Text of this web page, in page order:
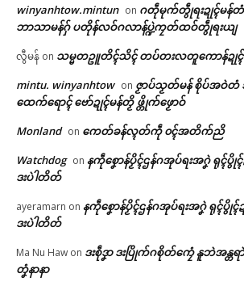
ရုဲစှ်
ပရိုၚ်လက္ကရဴအိုတ်
🏛 လညာတ်ပါ်ပဲါ
ညးဒါန်လိက်
ကေတ်အဆက်
ပ္ဍဲတ္ၚဲကောန်ဂကူမန် မရနုက်
ကဵု(၇၉)ဝါ ဂှ် မုမုဂွံဏာ ပရဲပရင်၊
မုဂွံဏာ တင်ခန်လ္ၚတ်ကီုရော
In "ပရိုၚ်"
တင်ရန်တၟအ် တ္
မန် လ္ပကဵုဗၠး
January 26,
In "ပရိုၚ်"
ဗၞတ်ဗ္ၜတ်လဝ်ပ္ဍဲဗွိုၚ်ဂှ်ဟေၚ် ပၟိက်စို
winyanhtow.mintun on ဂတဵုမုက်တွဵုရးဍုၚ်မန်
ဘာသာမန်ဂှ် ပတိုန်လဝ်ဂလာန်ပ္ဍဲကၠတ်ထဝ်တွဵုရးယျ
လွီမန် on သမ္မတဥူတိၚ်သိၚ် တပ်တးလတူကောန်ဍု
mintu. winyanhtow on ဇၟာပ်သၟတ်မန် စိုပ်အဝဲတံ
ထေက်ရောၚ် ဗော်ဍုၚ်မန်တၟိ ဖ္တိုက်ဖၟောဝ်
Monland on ကေတ်ခန်လ္ၚတ်ကဵု ၀ၚ်အတိက်ညိ
Watchdog on နကဵုစၞောန်ပၟိၚ်ဌန်ဂအုပ်ရးအဂၞဲ ရုၚ်ပွို
ဒးပဲါတိတ်
ayeramarn on နကဵုစၞောန်ပၟိၚ်ဌန်ဂအုပ်ရးအဂၞဲ ရုၚ်ပွိုၚ်
ဒးပဲါတိတ်
Ma Nu Haw on ဒးစဵုဒၞာ ဒးပြိုက်ဂစိုတ်ကၠေံ နူဘဲအန္တရ
တၞံနာနာ